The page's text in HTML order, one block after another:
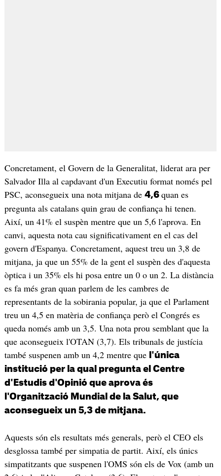
Concretament, el Govern de la Generalitat, liderat ara per
Salvador Illa al capdavant d'un Executiu format només pel
PSC, aconsegueix una nota mitjana de 4,6 quan es
pregunta als catalans quin grau de confiança hi tenen.
Així, un 41% el suspèn mentre que un 5,6 l'aprova. En
canvi, aquesta nota cau significativament en el cas del
govern d'Espanya. Concretament, aquest treu un 3,8 de
mitjana, ja que un 55% de la gent el suspèn des d'aquesta
òptica i un 35% els hi posa entre un 0 o un 2. La distància
es fa més gran quan parlem de les cambres de
representants de la sobirania popular, ja que el Parlament
treu un 4,5 en matèria de confiança però el Congrés es
queda només amb un 3,5. Una nota prou semblant que la
que aconsegueix l'OTAN (3,7). Els tribunals de justícia
també suspenen amb un 4,2 mentre que
l'única
institució per la qual pregunta el Centre
d'Estudis d'Opinió que aprova és
l'Organització Mundial de la Salut, que
aconsegueix un 5,3 de mitjana.
Aquests són els resultats més generals, però el CEO els
desglossa també per simpatia de partit. Així, els únics
simpatitzants que suspenen l'OMS són els de Vox (amb un